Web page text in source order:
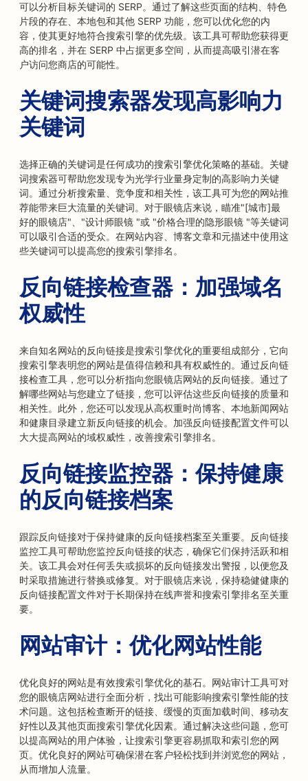
可以分析目标关键词的 SERP。通过了解这些页面的结构、特色
片段的存在、本地包和其他 SERP 功能，您可以优化您的内
容，使其更好地符合搜索引擎的优先级。该工具可帮助您获得更
高的排名，并在 SERP 中占据更多空间，从而提高吸引潜在客
户访问您商店的可能性。
关键词搜索器发现高影响力
关键词
选择正确的关键词是任何成功的搜索引擎优化策略的基础。关键
词搜索器可帮助您发现专为光学行业量身定制的高影响力关键
词。通过分析搜索量、竞争度和相关性，该工具可为您的网站推
荐能带来巨大流量的关键词。对于眼镜店来说，瞄准"[城市]最
好的眼镜店"、"设计师眼镜 "或 "价格合理的隐形眼镜 "等关键词
可以吸引合适的受众。在网站内容、博客文章和元描述中使用这
些关键词可以提高您的搜索引擎排名。
反向链接检查器：加强域名
权威性
来自知名网站的反向链接是搜索引擎优化的重要组成部分，它向
搜索引擎表明您的网站是值得信赖和具有权威性的。通过反向链
接检查工具，您可以分析指向您眼镜店网站的反向链接。通过了
解哪些网站与您建立了链接，您可以评估这些反向链接的质量和
相关性。此外，您还可以发现从高权重时尚博客、本地新闻网站
和健康目录建立新反向链接的机会。加强反向链接配置文件可以
大大提高网站的域权威性，改善搜索引擎排名。
反向链接监控器：保持健康
的反向链接档案
跟踪反向链接对于保持健康的反向链接档案至关重要。反向链接
监控工具可帮助您监控反向链接的状态，确保它们保持活跃和相
关。该工具会对任何丢失或损坏的反向链接发出警报，以便您及
时采取措施进行替换或修复。对于眼镜店来说，保持稳健健康的
反向链接配置文件对于长期保持在线声誉和搜索引擎排名至关重
要。
网站审计：优化网站性能
优化良好的网站是有效搜索引擎优化的基石。网站审计工具可对
您的眼镜店网站进行全面分析，找出可能影响搜索引擎性能的技
术问题。这包括检查断开的链接、缓慢的页面加载时间、移动友
好性以及其他页面搜索引擎优化因素。通过解决这些问题，您可
以提高网站的用户体验，让搜索引擎更容易抓取和索引您的网
页。优化良好的网站可确保潜在客户轻松找到并浏览您的网站，
从而增加人流量。